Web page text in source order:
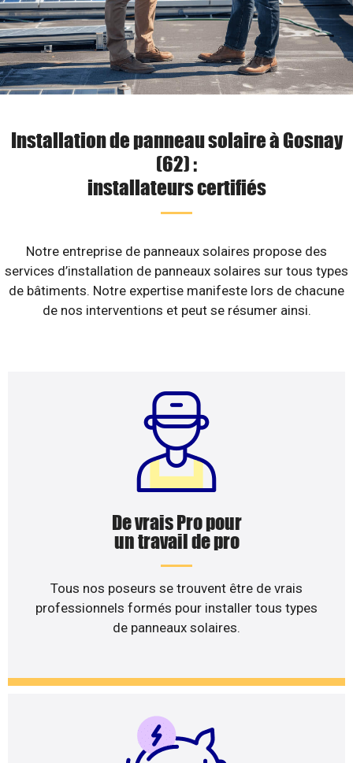
Installation de panneau solaire à Gosnay
(62) :
installateurs certifiés
Notre entreprise de panneaux solaires propose des
services d’installation de panneaux solaires sur tous types
de bâtiments. Notre expertise manifeste lors de chacune
de nos interventions et peut se résumer ainsi.
De vrais Pro pour
un travail de pro
Tous nos poseurs se trouvent être de vrais
professionnels formés pour installer tous types
de panneaux solaires.